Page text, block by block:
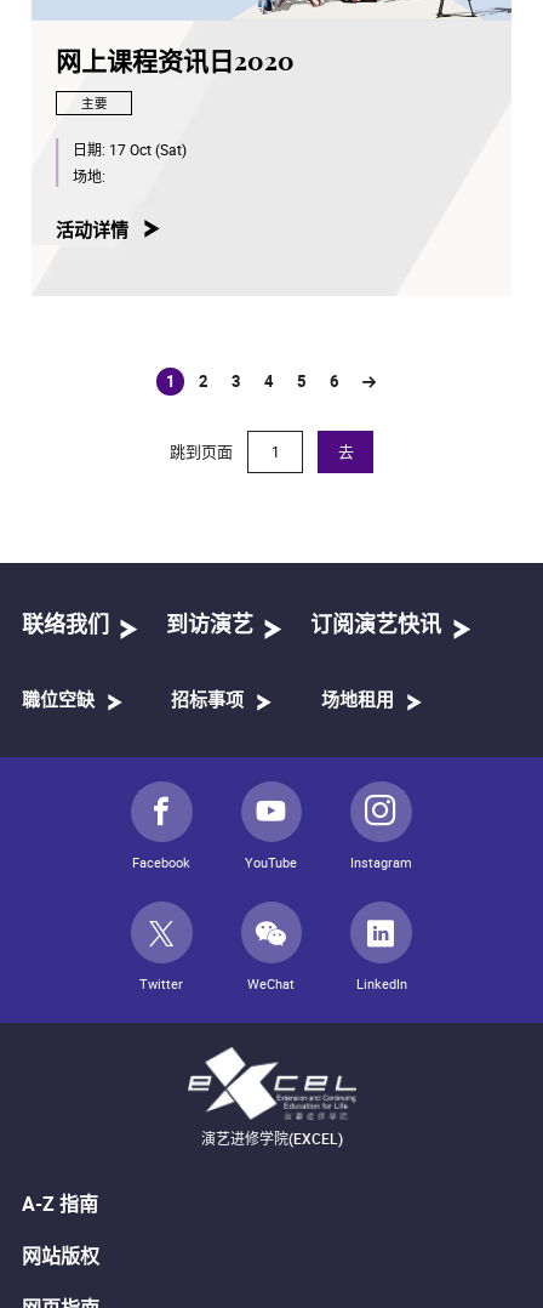
网上课程资讯日2020
主要
日期: 17 Oct (Sat)
场地:
活动详情
1
(current)
2 3 4 5 6
跳到页面 去
联络我们 到访演艺 订阅演艺快讯
職位空缺 招标事项 场地租用
Facebook YouTube Instagram
Twitter WeChat LinkedIn
演艺进修学院(EXCEL)
A-Z 指南
网站版权